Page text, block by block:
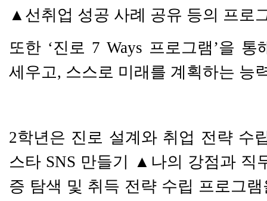
▲ 선취업 성공 사례 공유 등의 프로
또한 ‘진로 7 Ways 프로그램 ’을 통
세우고, 스스로 미래를 계획하는 능
2학년은 진로 설계와 취업 전략 수
스타 SNS 만들기 ▲ 나의 강점과 직
증 탐색 및 취득 전략 수립 프로그